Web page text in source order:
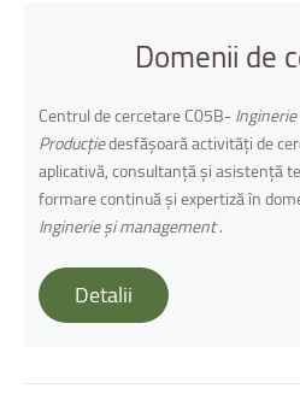
Domenii de
Centrul de cercetare C05B-
Producțiedesfăşoară activități de
aplicativă, consultanță şi asistență
formare continuă şi expertiză în
Inginerie şi management.
Detalii